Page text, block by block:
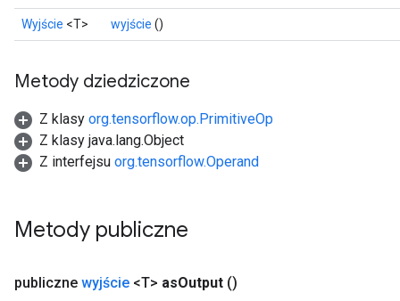
Wyjście <T> wyjście ()
Metody dziedziczone
Z klasy org.tensorflow.op.PrimitiveOp
Z klasy java.lang.Object
Z interfejsu org.tensorflow.Operand
Metody publiczne
publiczne wyjście <T> asOutput ()